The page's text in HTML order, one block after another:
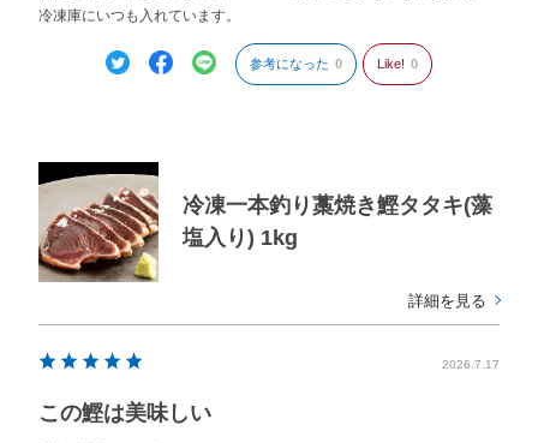
冷凍庫にいつも入れています。
参考になった 0 Like! 0
冷凍一本釣り藁焼き鰹タタキ(藻
塩入り) 1kg
詳細を見る
2026.7.17
この鰹は美味しい